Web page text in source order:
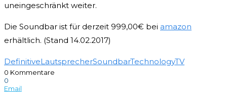
uneingeschränkt weiter.
Die Soundbar ist für derzeit 999,00€ bei amazon
erhältlich. (Stand 14.02.2017)
DefinitiveLautsprecherSoundbarTechnologyTV
0 Kommentare
0
Email